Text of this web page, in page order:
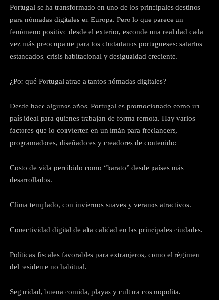
Portugal se ha transformado en uno de los principales destinos
para nómadas digitales en Europa. Pero lo que parece un
fenómeno positivo desde el exterior, esconde una realidad cada
vez más preocupante para los ciudadanos portugueses: salarios
estancados, crisis habitacional y desigualdad creciente.
¿Por qué Portugal atrae a tantos nómadas digitales?
Desde hace algunos años, Portugal es promocionado como un
país ideal para quienes trabajan de forma remota. Hay varios
factores que lo convierten en un imán para freelancers,
programadores, diseñadores y creadores de contenido:
Costo de vida percibido como “barato” desde países más
desarrollados.
Clima templado, con inviernos suaves y veranos atractivos.
Conectividad digital de alta calidad en las principales ciudades.
Políticas fiscales favorables para extranjeros, como el régimen
del residente no habitual.
Seguridad, buena comida, playas y cultura cosmopolita.